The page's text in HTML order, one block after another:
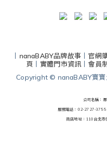
nanaBABY品牌故事 官網
頁
實體門市資訊 丨會員
Copyright © nanaBABY寶
公司名稱：
服務電話：02-2727-3755
商店地址：110台北